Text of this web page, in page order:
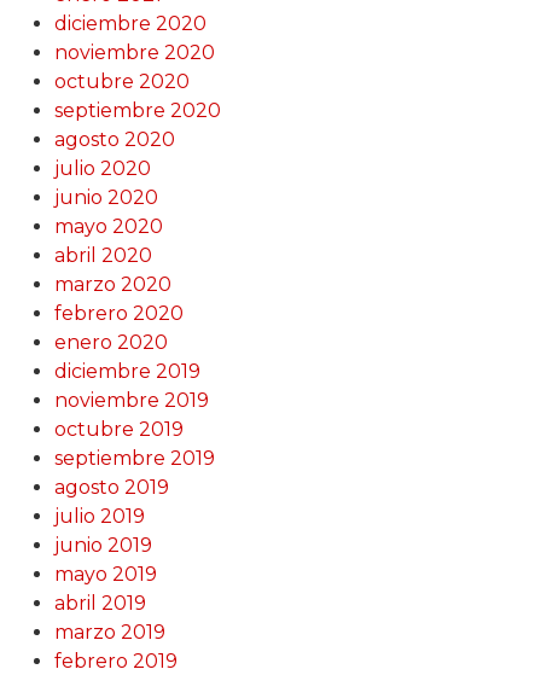
diciembre 2020
noviembre 2020
octubre 2020
septiembre 2020
agosto 2020
julio 2020
junio 2020
mayo 2020
abril 2020
marzo 2020
febrero 2020
enero 2020
diciembre 2019
noviembre 2019
octubre 2019
septiembre 2019
agosto 2019
julio 2019
junio 2019
mayo 2019
abril 2019
marzo 2019
febrero 2019